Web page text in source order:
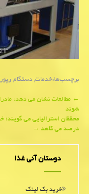
برچسب‌ها:خدمات,دستگاه,
Post
navigation
←مطالعات نشان می دهد؛
شوند
درصد می كاهد→
دوستان آنی غذا
خرید بک لینک